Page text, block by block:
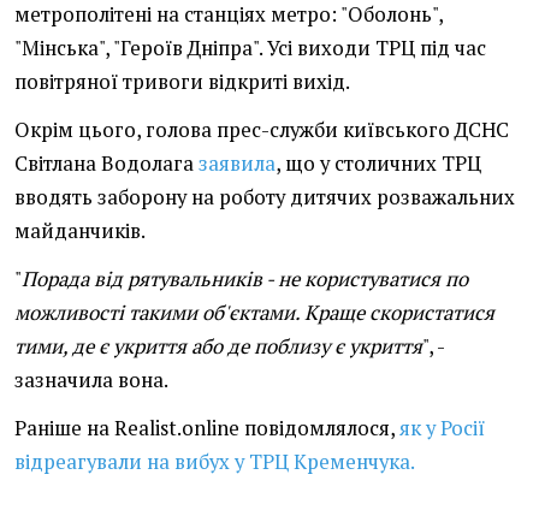
метрополітені на станціях метро: "Оболонь",
"Мінська", "Героїв Дніпра". Усі виходи ТРЦ під час
повітряної тривоги відкриті вихід.
Окрім цього, голова прес-служби київського ДСНС
Світлана Водолагазаявила, що у столичних ТРЦ
вводять заборону на роботу дитячих розважальних
майданчиків.
"Порада від рятувальників - не користуватися по
можливості такими об'єктами. Краще скористатися
тими, де є укриття або де поблизу є укриття", -
зазначила вона.
Раніше на Realist.online повідомлялося,як у Росії
відреагували на вибух у ТРЦ Кременчука.